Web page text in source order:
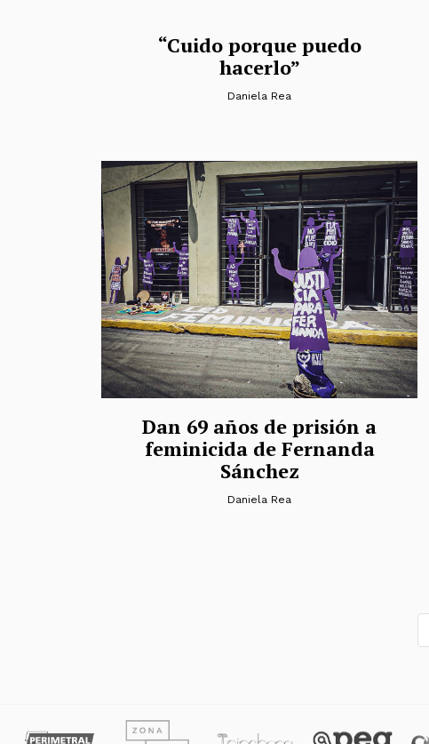
“Cuido porque puedo
hacerlo”
Daniela Rea
Dan 69 años de prisión a
feminicida de Fernanda
Sánchez
Daniela Rea